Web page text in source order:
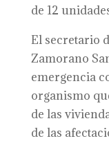
de 12
El secretario
Zamorano
emergencia
organismo
de las
de las